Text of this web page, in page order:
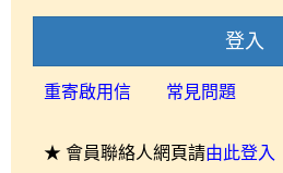
登入
重寄啟用信 常見問題
★ 會員聯絡人網頁請由此登入